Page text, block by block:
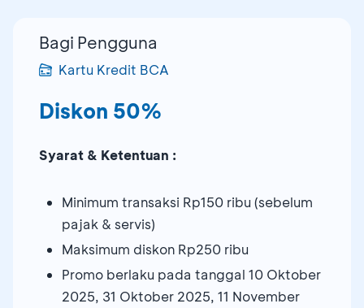
Bagi Pengguna
Kartu Kredit BCA
Diskon 50%
Syarat & Ketentuan :
Minimum transaksi Rp150 ribu (sebelum
pajak & servis)
Maksimum diskon Rp250 ribu
Promo berlaku pada tanggal 10 Oktober
2025, 31 Oktober 2025, 11 November